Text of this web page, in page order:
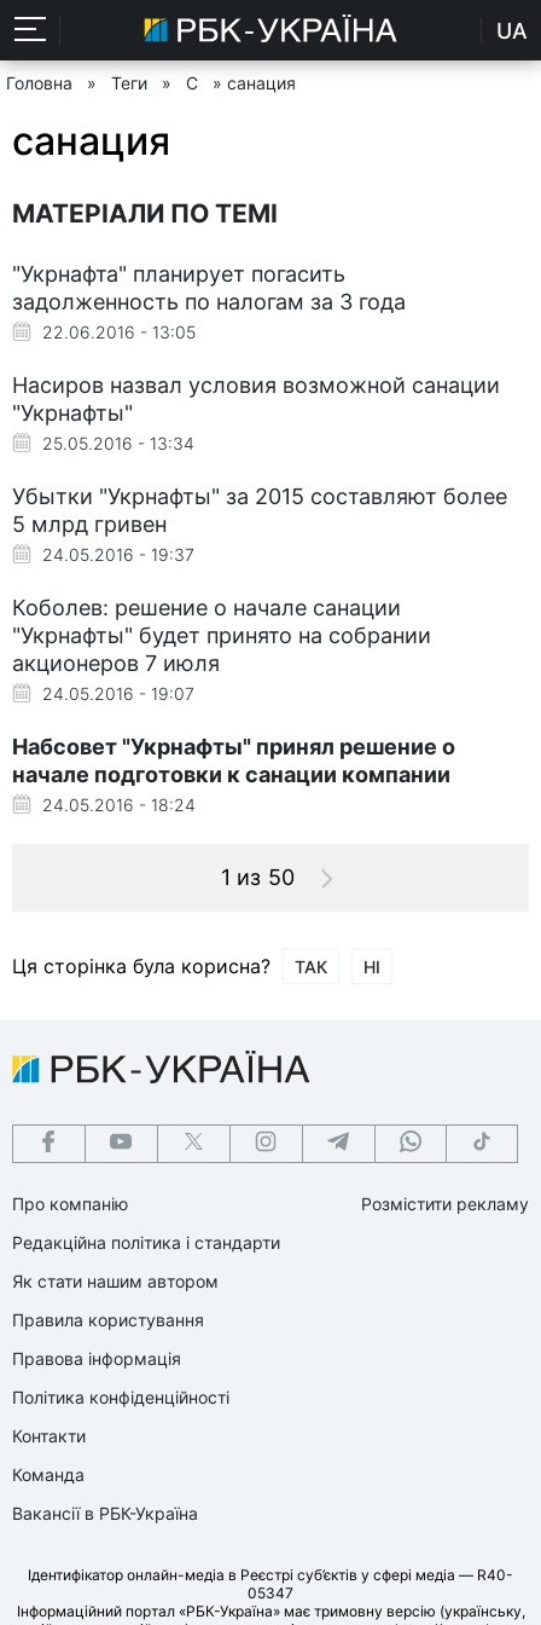
UA
Головна » Теги » С » санация
санация
МАТЕРІАЛИ ПО ТЕМІ
"Укрнафта" планирует погасить
задолженность по налогам за 3 года
22.06.2016 - 13:05
Насиров назвал условия возможной санации
"Укрнафты"
25.05.2016 - 13:34
Убытки "Укрнафты" за 2015 составляют более
5 млрд гривен
24.05.2016 - 19:37
Коболев: решение о начале санации
"Укрнафты" будет принято на собрании
акционеров 7 июля
24.05.2016 - 19:07
Набсовет "Укрнафты" принял решение о
начале подготовки к санации компании
24.05.2016 - 18:24
1 из 50
Ця сторінка була корисна? ТАК НІ
Про компанію
Редакційна політика і стандарти
Як стати нашим автором
Правила користування
Правова інформація
Політика конфіденційності
Контакти
Команда
Вакансії в РБК-Україна
Розмістити рекламу
Ідентифікатор онлайн-медіа в Реєстрі суб’єктів у сфері медіа — R40-
05347
Інформаційний портал «РБК-Україна» має тримовну версію (українську,